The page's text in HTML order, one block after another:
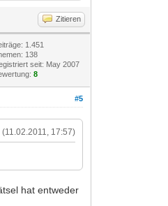
Zitieren
1.451
138
seit: May 2007
8
#5
(11.02.2011, 17:57)
hat entweder